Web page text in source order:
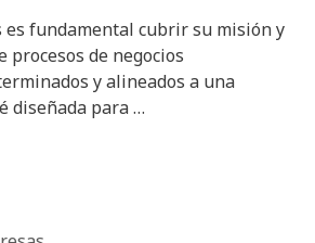
es fundamental cubrir su misión y
de negocios
y alineados a una
diseñada para …